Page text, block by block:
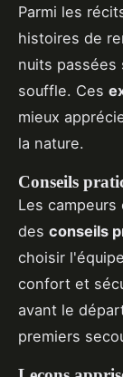
Parmi les
histoires de
nuits passées
souffle. Ces
mieux
la nature.
Conseils
Les
des conseils
choisir
confort et
avant le
premiers